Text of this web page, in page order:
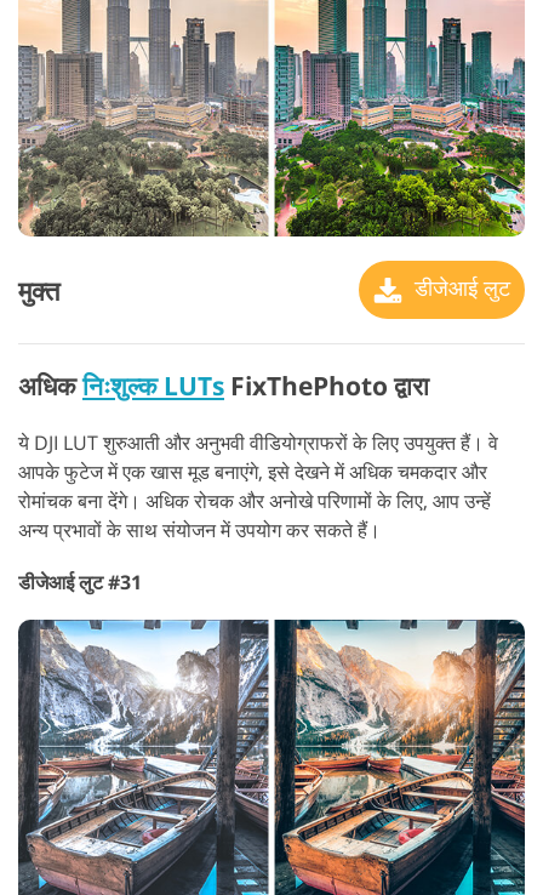
मुक्त डीजेआई लुट
अधिकनिःशुल्क LUTs FixThePhoto द्वारा
ये DJI LUT शुरुआती और अनुभवी वीडियोग्राफरों के लिए उपयुक्त हैं। वे
आपके फुटेज में एक खास मूड बनाएंगे, इसे देखने में अधिक चमकदार और
रोमांचक बना देंगे। अधिक रोचक और अनोखे परिणामों के लिए, आप उन्हें
अन्य प्रभावों के साथ संयोजन में उपयोग कर सकते हैं।
डीजेआई लुट #31